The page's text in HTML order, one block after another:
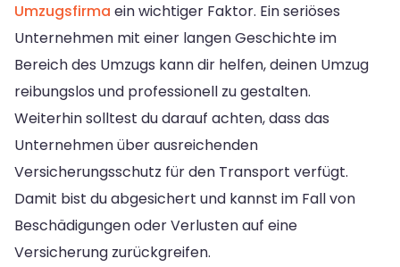
Umzugsfirma ein wichtiger Faktor. Ein seriöses
Unternehmen mit einer langen Geschichte im
Bereich des Umzugs kann dir helfen, deinen Umzug
reibungslos und professionell zu gestalten.
Weiterhin solltest du darauf achten, dass das
Unternehmen über ausreichenden
Versicherungsschutz für den Transport verfügt.
Damit bist du abgesichert und kannst im Fall von
Beschädigungen oder Verlusten auf eine
Versicherung zurückgreifen.